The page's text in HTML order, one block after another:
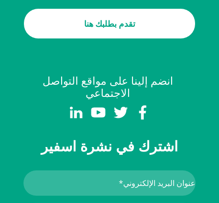
تقدم بطلبك هنا
انضم إلينا على مواقع التواصل
الاجتماعي
اشترك في نشرة اسفير